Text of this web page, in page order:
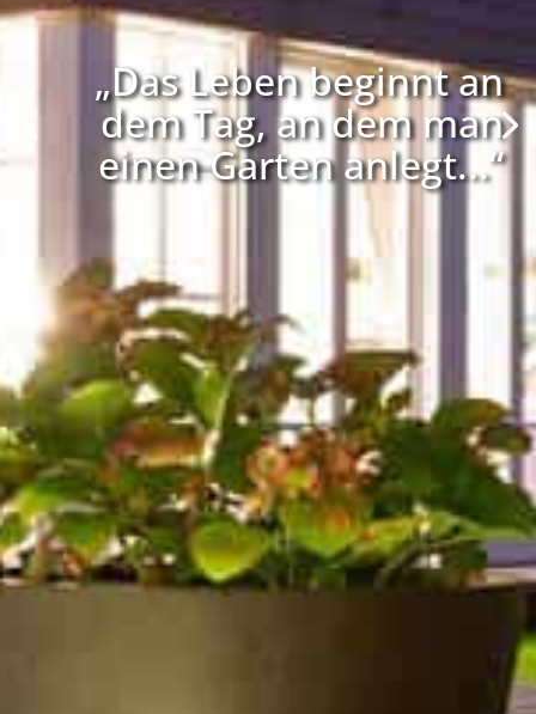
„Das Leben beginnt an
dem Tag, an dem man
einen Garten anlegt...“